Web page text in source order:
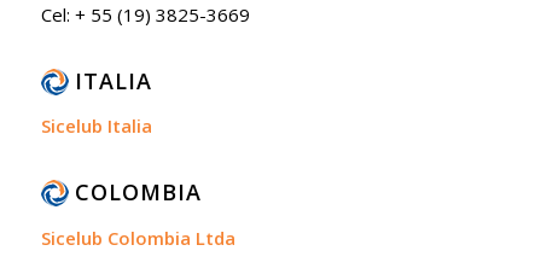
Cel: + 55 (19) 3825-3669
ITALIA
Sicelub Italia
COLOMBIA
Sicelub Colombia Ltda